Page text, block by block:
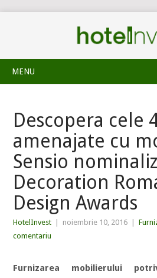
MENU
Descopera cele
amenajate cu
Sensio
Decoration
Design Awards
HotelInvest noiembrie 10, 2016
comentariu
Furnizarea mobilierului